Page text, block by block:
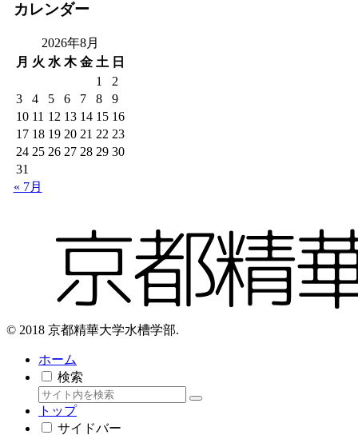
カレンダー
2026年8月
月 火 水 木 金 土 日
1
2
3
4 5 6 7 8
9
10 11 12 13 14 15 16
17 18 19 20 21 22 23
24 25 26 27 28 29 30
31
« 7月
© 2018 京都精華大学水槽学部.
ホーム
検索
トップ
サイドバー